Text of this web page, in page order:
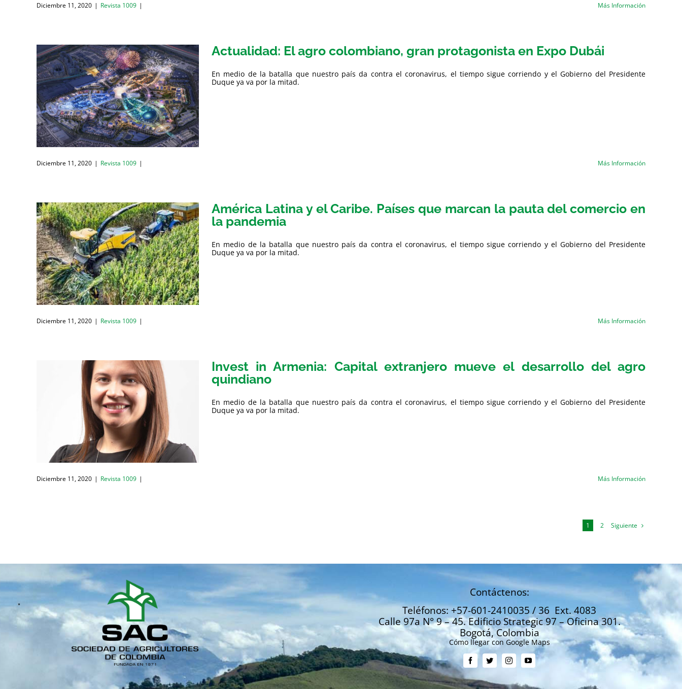
Diciembre 11, 2020 | Revista 1009 | Más Información
Actualidad: El agro colombiano, gran protagonista en Expo Dubái
En medio de la batalla que nuestro país da contra el coronavirus, el tiempo sigue corriendo y el Gobierno del Presidente
Duque ya va por la mitad.
Diciembre 11, 2020 | Revista 1009 | Más Información
América Latina y el Caribe. Países que marcan la pauta del comercio en
la pandemia
En medio de la batalla que nuestro país da contra el coronavirus, el tiempo sigue corriendo y el Gobierno del Presidente
Duque ya va por la mitad.
Diciembre 11, 2020 | Revista 1009 | Más Información
Invest in Armenia: Capital extranjero mueve el desarrollo del agro
quindiano
En medio de la batalla que nuestro país da contra el coronavirus, el tiempo sigue corriendo y el Gobierno del Presidente
Duque ya va por la mitad.
Diciembre 11, 2020 | Revista 1009 | Más Información
1 2 Siguiente
Contáctenos:
Teléfonos: +57-601-2410035 / 36 Ext. 4083
Calle 97a N° 9 – 45. Edificio Strategic 97 – Oficina 301.
Bogotá, Colombia
Cómo llegar con Google Maps